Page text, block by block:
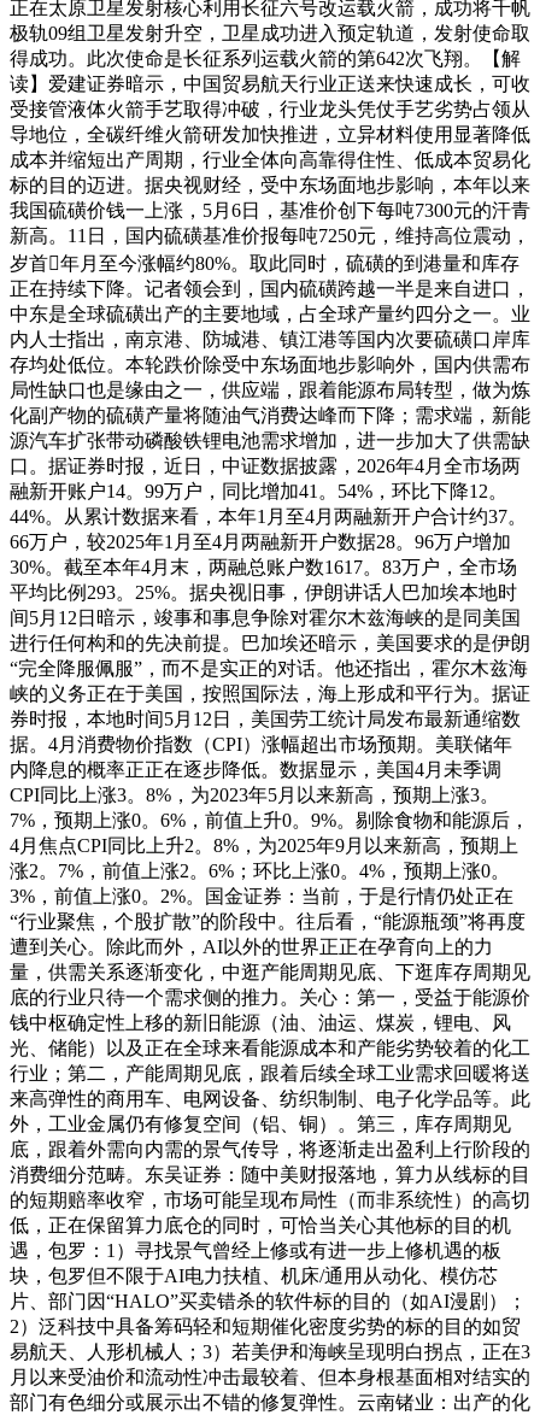
正在太原卫星发射核心利用长征六号改运载火箭，成功将千帆
极轨09组卫星发射升空，卫星成功进入预定轨道，发射使命取
得成功。此次使命是长征系列运载火箭的第642次飞翔。【解
读】爱建证券暗示，中国贸易航天行业正送来快速成长，可收
受接管液体火箭手艺取得冲破，行业龙头凭仗手艺劣势占领从
导地位，全碳纤维火箭研发加快推进，立异材料使用显著降低
成本并缩短出产周期，行业全体向高靠得住性、低成本贸易化
标的目的迈进。据央视财经，受中东场面地步影响，本年以来
我国硫磺价钱一上涨，5月6日，基准价创下每吨7300元的汗青
新高。11日，国内硫磺基准价报每吨7250元，维持高位震动，
岁首年月至今涨幅约80%。取此同时，硫磺的到港量和库存
正在持续下降。记者领会到，国内硫磺跨越一半是来自进口，
中东是全球硫磺出产的主要地域，占全球产量约四分之一。业
内人士指出，南京港、防城港、镇江港等国内次要硫磺口岸库
存均处低位。本轮跌价除受中东场面地步影响外，国内供需布
局性缺口也是缘由之一，供应端，跟着能源布局转型，做为炼
化副产物的硫磺产量将随油气消费达峰而下降；需求端，新能
源汽车扩张带动磷酸铁锂电池需求增加，进一步加大了供需缺
口。据证券时报，近日，中证数据披露，2026年4月全市场两
融新开账户14。99万户，同比增加41。54%，环比下降12。
44%。从累计数据来看，本年1月至4月两融新开户合计约37。
66万户，较2025年1月至4月两融新开户数据28。96万户增加
30%。截至本年4月末，两融总账户数1617。83万户，全市场
平均比例293。25%。据央视旧事，伊朗讲话人巴加埃本地时
间5月12日暗示，竣事和事息争除对霍尔木兹海峡的是同美国
进行任何构和的先决前提。巴加埃还暗示，美国要求的是伊朗
“完全降服佩服”，而不是实正的对话。他还指出，霍尔木兹海
峡的义务正在于美国，按照国际法，海上形成和平行为。据证
券时报，本地时间5月12日，美国劳工统计局发布最新通缩数
据。4月消费物价指数（CPI）涨幅超出市场预期。美联储年
内降息的概率正正在逐步降低。数据显示，美国4月未季调
CPI同比上涨3。8%，为2023年5月以来新高，预期上涨3。
7%，预期上涨0。6%，前值上升0。9%。剔除食物和能源后，
4月焦点CPI同比上升2。8%，为2025年9月以来新高，预期上
涨2。7%，前值上涨2。6%；环比上涨0。4%，预期上涨0。
3%，前值上涨0。2%。国金证券：当前，于是行情仍处正在
“行业聚焦，个股扩散”的阶段中。往后看，“能源瓶颈”将再度
遭到关心。除此而外，AI以外的世界正正在孕育向上的力
量，供需关系逐渐变化，中逛产能周期见底、下逛库存周期见
底的行业只待一个需求侧的推力。关心：第一，受益于能源价
钱中枢确定性上移的新旧能源（油、油运、煤炭，锂电、风
光、储能）以及正在全球来看能源成本和产能劣势较着的化工
行业；第二，产能周期见底，跟着后续全球工业需求回暖将送
来高弹性的商用车、电网设备、纺织制制、电子化学品等。此
外，工业金属仍有修复空间（铝、铜）。第三，库存周期见
底，跟着外需向内需的景气传导，将逐渐走出盈利上行阶段的
消费细分范畴。东吴证券：随中美财报落地，算力从线标的目
的短期赔率收窄，市场可能呈现布局性（而非系统性）的高切
低，正在保留算力底仓的同时，可恰当关心其他标的目的机
遇，包罗：1）寻找景气曾经上修或有进一步上修机遇的板
块，包罗但不限于AI电力扶植、机床/通用从动化、模仿芯
片、部门因“HALO”买卖错杀的软件标的目的（如AI漫剧）；
2）泛科技中具备筹码轻和短期催化密度劣势的标的目的如贸
易航天、人形机械人；3）若美伊和海峡呈现明白拐点，正在3
月以来受油价和流动性冲击最较着、但本身根基面相对结实的
部门有色细分或展示出不错的修复弹性。云南锗业：出产的化